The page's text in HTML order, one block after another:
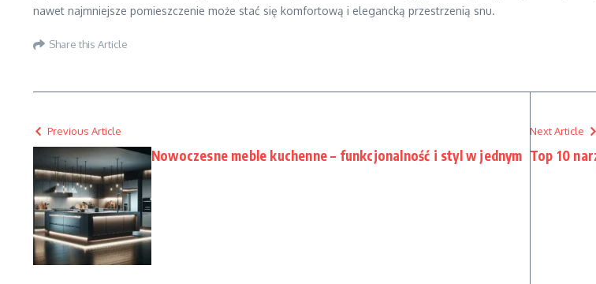
nawet najmniejsze pomieszczenie może stać się komfortową i elegancką przestrzenią snu.
Share this Article
Previous Article
Nowoczesne meble kuchenne – funkcjonalność i styl w jednym
Next Article
Top 10